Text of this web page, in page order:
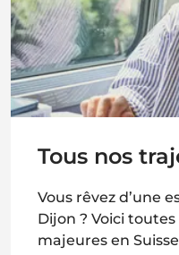
Tous nos
Vous rêvez d’une
Dijon ? Voici
majeures en